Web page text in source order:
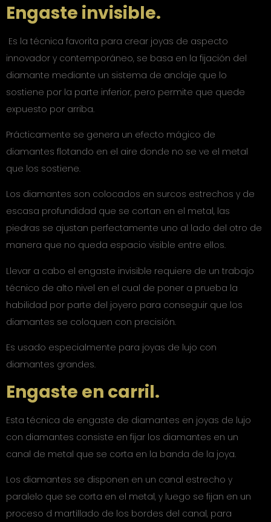
Engaste invisible.
Es la técnica favorita para crear joyas de aspecto
innovador y contemporáneo, se basa en la fijación del
diamante mediante un sistema de anclaje que lo
sostiene por la parte inferior, pero permite que quede
expuesto por arriba.
Prácticamente se genera un efecto mágico de
diamantes flotando en el aire donde no se ve el metal
que los sostiene.
Los diamantes son colocados en surcos estrechos y de
escasa profundidad que se cortan en el metal, las
piedras se ajustan perfectamente uno al lado del otro de
manera que no queda espacio visible entre ellos.
Llevar a cabo el engaste invisible requiere de un trabajo
técnico de alto nivel en el cual de poner a prueba la
habilidad por parte del joyero para conseguir que los
diamantes se coloquen con precisión.
Es usado especialmente para joyas de lujo con
diamantes grandes.
Engaste en carril.
Esta técnica de engaste de diamantes en joyas de lujo
con diamantes consiste en fijar los diamantes en un
canal de metal que se corta en la banda de la joya.
Los diamantes se disponen en un canal estrecho y
paralelo que se corta en el metal, y luego se fijan en un
proceso d martillado de los bordes del canal, para